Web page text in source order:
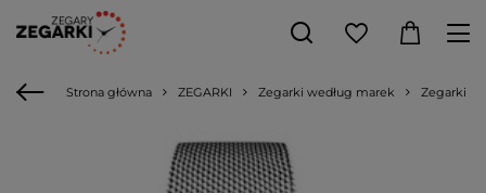
Strona główna ZEGARKI Zegarki według marek Zegarki